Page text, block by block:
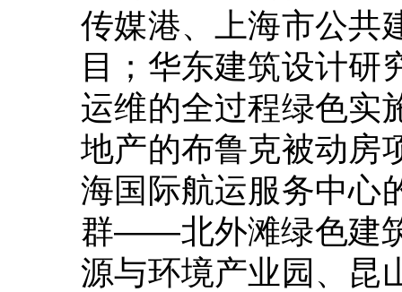
传媒港、上海市公共
目；华东建筑设计研
运维的全过程绿色实
地产的布鲁克被动房
海国际航运服务中心
群――北外滩绿色建
源与环境产业园、昆